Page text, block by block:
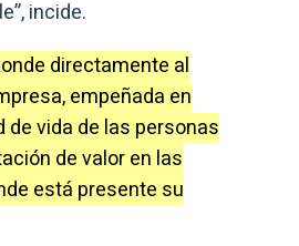
incide.
directamente al
empeñada en
de vida de las personas
de valor en las
está presente su